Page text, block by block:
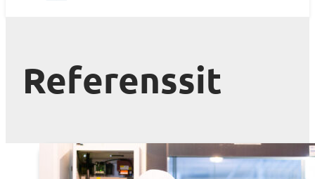
Referenssit